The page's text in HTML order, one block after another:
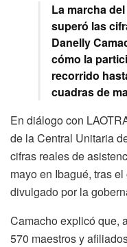
La marcha
superó las
Danelly
cómo la
recorrido
cuadras de
En diálogo con
de la Central Unitaria
cifras reales de
mayo en Ibagué, tras
divulgado por la
Camacho explicó que,
570 maestros y